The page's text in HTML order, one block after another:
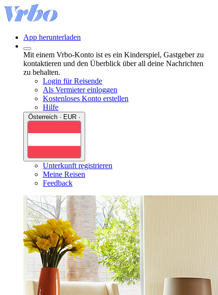
App herunterladen
Mit einem Vrbo-Konto ist es ein Kinderspiel, Gastgeber zu
kontaktieren und den Überblick über all deine Nachrichten
zu behalten.
Login für Reisende
Als Vermieter einloggen
Kostenloses Konto erstellen
Hilfe
Unterkunft registrieren
Meine Reisen
Feedback